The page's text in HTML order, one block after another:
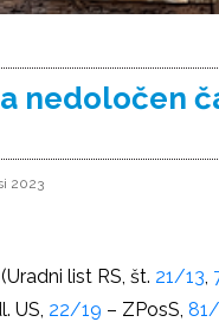
nedoločen
2023
list RS, št. 21/13,
US, 22/19 – ZPosS,